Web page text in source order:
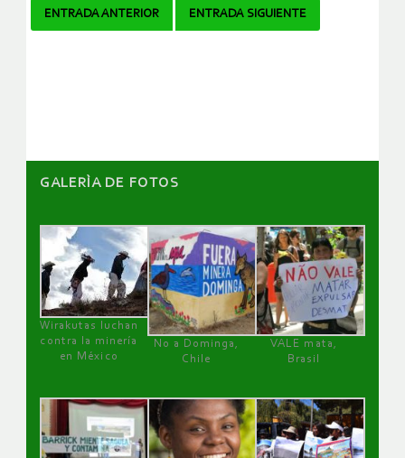
Navegador
ENTRADA ANTERIOR ENTRADA SIGUIENTE
GALERÌA DE FOTOS
Wirakutas luchan
contra la minería
en México
No a Dominga,
Chile
VALE mata,
Brasil